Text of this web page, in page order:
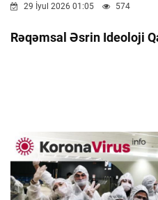
29 İyul 2026 01:05 574
Rəqəmsal Əsrin Ideoloji